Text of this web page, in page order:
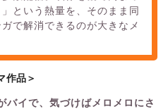
という熱量を、そのまま同
で解消できるのが大きなメ
作品＞
バイで、気づけばメロメロにさ